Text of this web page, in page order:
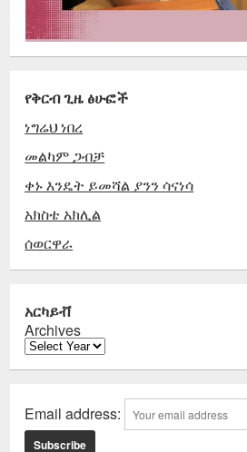
የቅርብ ጊዜ ፅሁፎች
ነግሬህ ነበረ
መልካም ጋብቻ
ቀኑ እንዴት ይመሻል ያንን ሳናነሳ
አክስቴ አክሊል
ሰወርዋራ
አርካይቭ
Archives
Email address: